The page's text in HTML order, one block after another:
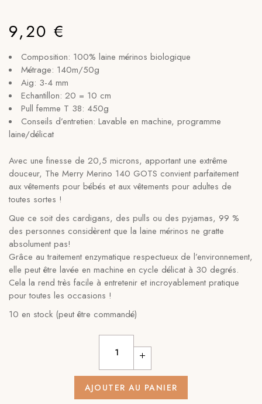
9,20 €
Composition: 100% laine mérinos biologique
Métrage: 140m/50g
Aig: 3-4 mm
Echantillon: 20 = 10 cm
Pull femme T 38: 450g
Conseils d’entretien: Lavable en machine, programme
laine/délicat
Avec une finesse de 20,5 microns, apportant une extrême
douceur, The Merry Merino 140 GOTS convient parfaitement
aux vêtements pour bébés et aux vêtements pour adultes de
toutes sortes !
Que ce soit des cardigans, des pulls ou des pyjamas, 99 %
des personnes considèrent que la laine mérinos ne gratte
absolument pas!
Grâce au traitement enzymatique respectueux de l’environnement,
elle peut être lavée en machine en cycle délicat à 30 degrés.
Cela la rend très facile à entretenir et incroyablement pratique
pour toutes les occasions !
10 en stock (peut être commandé)
AJOUTER AU PANIER